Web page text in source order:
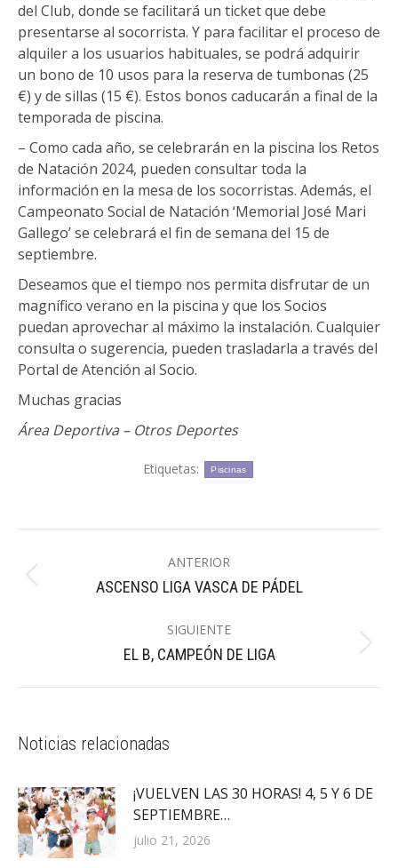
del Club, donde se facilitará un ticket que debe
presentarse al socorrista. Y para facilitar el proceso de
alquiler a los usuarios habituales, se podrá adquirir
un bono de 10 usos para la reserva de tumbonas (25
€) y de sillas (15 €). Estos bonos caducarán a final de la
temporada de piscina.
– Como cada año, se celebrarán en la piscina los Retos
de Natación 2024, pueden consultar toda la
información en la mesa de los socorristas. Además, el
Campeonato Social de Natación ‘Memorial José Mari
Gallego’ se celebrará el fin de semana del 15 de
septiembre.
Deseamos que el tiempo nos permita disfrutar de un
magnífico verano en la piscina y que los Socios
puedan aprovechar al máximo la instalación. Cualquier
consulta o sugerencia, pueden trasladarla a través del
Portal de Atención al Socio.
Muchas gracias
Área Deportiva – Otros Deportes
Etiquetas: Piscinas
entre
ANTERIOR
Publicación
ASCENSO LIGA VASCA DE PÁDEL
SIGUIENTE
Publicación
EL B, CAMPEÓN DE LIGA
Noticias relacionadas
¡VUELVEN LAS 30 HORAS! 4, 5 Y 6 DE
SEPTIEMBRE…
julio 21, 2026